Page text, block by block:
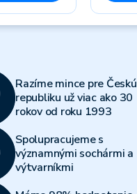
Razíme mince pre Českú
republiku už viac ako 30
rokov od roku 1993
Spolupracujeme s
významnými sochármi a
výtvarníkmi